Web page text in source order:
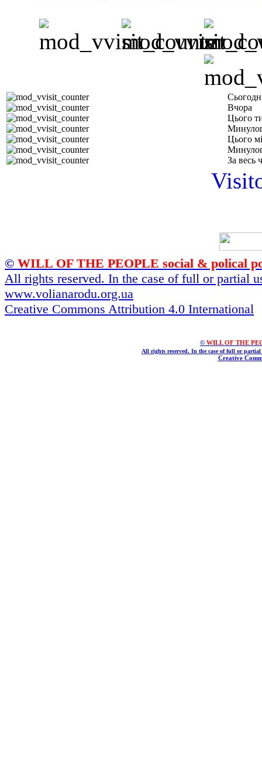
Вчора
Цього
Цього
За весь
© WILL OF THE PEOPLE social & polical
All rights reserved. In the case of full or partial
www.volianarodu.org.ua
Creative Commons Attribution 4.0 International
© WILL OF THE
All rights reserved. In the case of full or
Creative